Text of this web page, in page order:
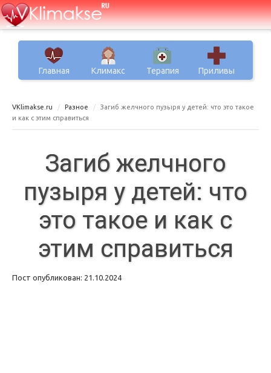
Главная Климакс Терапия Приливы
VKlimakse.ru Разное
Загиб желчного пузыря у детей: что это такое
и как с этим справиться
Загиб желчного
пузыря у детей: что
это такое и как с
этим справиться
Пост опубликован: 21.10.2024